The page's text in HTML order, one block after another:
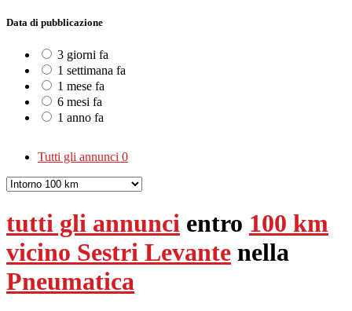
Data di pubblicazione
3 giorni fa
1 settimana fa
1 mese fa
6 mesi fa
1 anno fa
Tutti gli annunci 0
tutti gli annunci entro 100 km
vicino Sestri Levante nella
Pneumatica